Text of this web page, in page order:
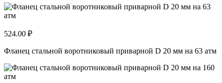
524.00 ₽
Фланец стальной воротниковый приварной D 20 мм на 63 атм